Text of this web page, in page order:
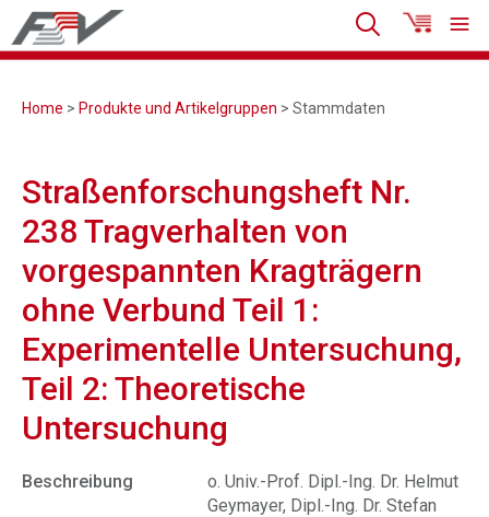
Home > Produkte und Artikelgruppen > Stammdaten
Straßenforschungsheft Nr.
238 Tragverhalten von
vorgespannten Kragträgern
ohne Verbund Teil 1:
Experimentelle Untersuchung,
Teil 2: Theoretische
Untersuchung
Beschreibung
o. Univ.-Prof. Dipl.-Ing. Dr. Helmut
Geymayer, Dipl.-Ing. Dr. Stefan